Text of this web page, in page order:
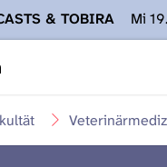
& TOBIRA
Mi
nicht zur Verfügung